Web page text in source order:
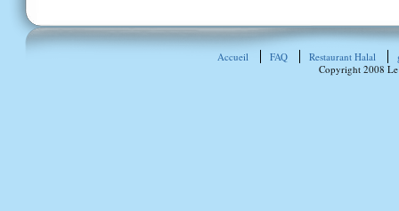
Accueil FAQ Restaurant Halal
Copyright 2008